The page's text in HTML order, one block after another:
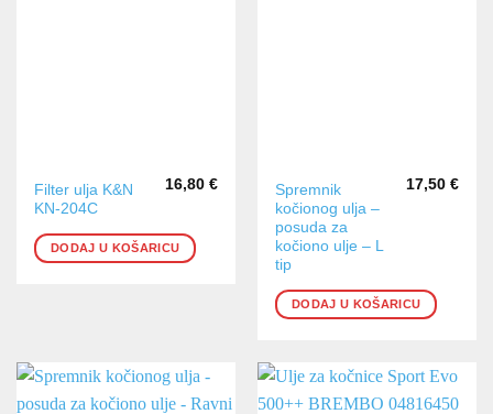
Filter ulja K&N
KN-204C
16,80 €
DODAJ U KOŠARICU
Spremnik
kočionog ulja –
posuda za
kočiono ulje – L
tip
17,50 €
DODAJ U KOŠARICU